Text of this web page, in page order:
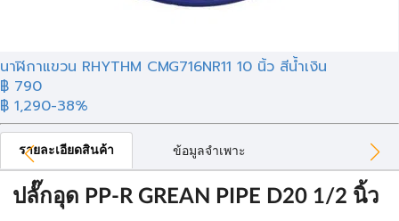
นาฬิกาแขวน RHYTHM CMG716NR11 10 นิ้ว สีน้ำเงิน
฿ 790
฿ 1,290-38%
รายละเอียดสินค้า ข้อมูลจำเพาะ
ปลั๊กอุด PP-R GREAN PIPE D20 1/2 นิ้ว